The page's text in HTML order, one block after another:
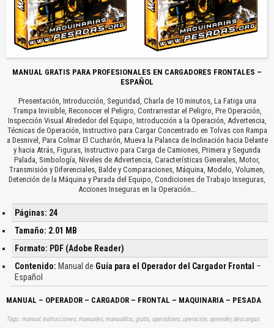
MANUAL GRATIS PARA PROFESIONALES EN CARGADORES FRONTALES –
ESPAÑOL
Presentación, Introducción, Seguridad, Charla de 10 minutos, La Fatiga una
Trampa Invisible, Reconocer el Peligro, Contrarrestar el Peligro, Pre Operación,
Inspección Visual Alrededor del Equipo, Introducción a la Operación, Advertencia,
Técnicas de Operación, Instructivo para Cargar Concentrado en Tolvas con Rampa
a Desnivel, Para Colmar El Cucharón, Mueva la Palanca de Inclinación hacia Delante
y hacia Atrás, Figuras, Instructivo para Carga de Camiones, Primera y Segunda
Palada, Simbología, Niveles de Advertencia, Características Generales, Motor,
Transmisión y Diferenciales, Balde y Comparaciones, Máquina, Modelo, Volumen,
Detención de la Máquina y Parada del Equipo, Condiciones de Trabajo Inseguras,
Acciones Inseguras en la Operación…
Páginas: 24
Tamaño: 2.01 MB
Formato: PDF (Adobe Reader)
Contenido: Manual de Guía para el Operador del Cargador Frontal –
Español
MANUAL – OPERADOR – CARGADOR – FRONTAL – MAQUINARIA – PESADA
Tags: manual, instrucciones, manuales, manualitos, gratis, operadores, operacion, aprender, descargas